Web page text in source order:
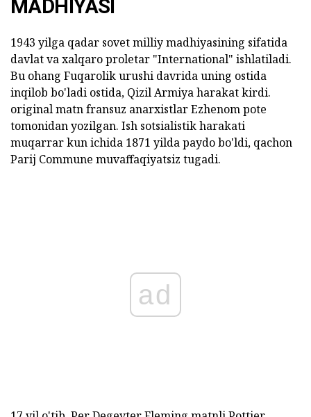
MADHIYASI
1943 yilga qadar sovet milliy madhiyasining sifatida
davlat va xalqaro proletar "International" ishlatiladi.
Bu ohang Fuqarolik urushi davrida uning ostida
inqilob bo'ladi ostida, Qizil Armiya harakat kirdi.
original matn fransuz anarxistlar Ezhenom pote
tomonidan yozilgan. Ish sotsialistik harakati
muqarrar kun ichida 1871 yilda paydo bo'ldi, qachon
Parij Commune muvaffaqiyatsiz tugadi.
ad